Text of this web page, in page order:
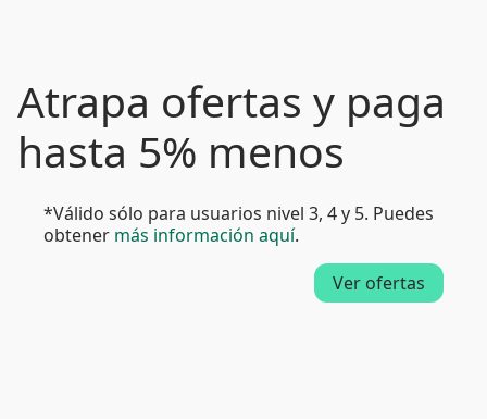
Atrapa ofertas y paga
hasta 5% menos
*Válido sólo para usuarios nivel 3, 4 y 5. Puedes
obtener más información aquí.
Ver ofertas